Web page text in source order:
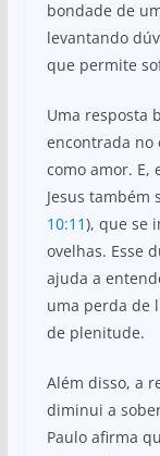
bondade de
levantando
que permite
Uma resposta
encontrada no
como amor. E,
Jesus também
10:11), que se
ovelhas. Esse
ajuda a
uma perda de
de plenitude.
Além disso, a
diminui a
Paulo afirma